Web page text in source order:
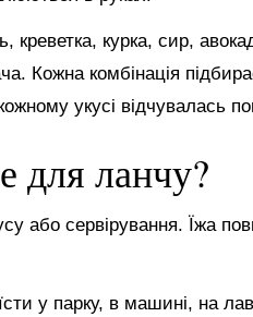
курка, сир,
Кожна комбінація
укусі відчувалась
для ланчу?
або сервірування. Їжа
у парку, в машині, на